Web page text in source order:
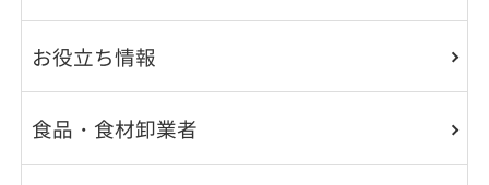
お役立ち情報
食品・食材卸業者